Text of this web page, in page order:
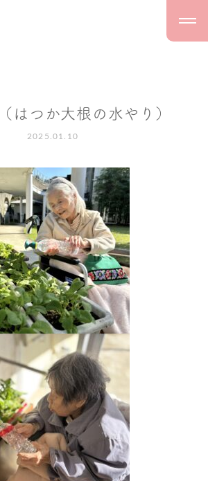
はつか大根の水やり）
2025.01.10